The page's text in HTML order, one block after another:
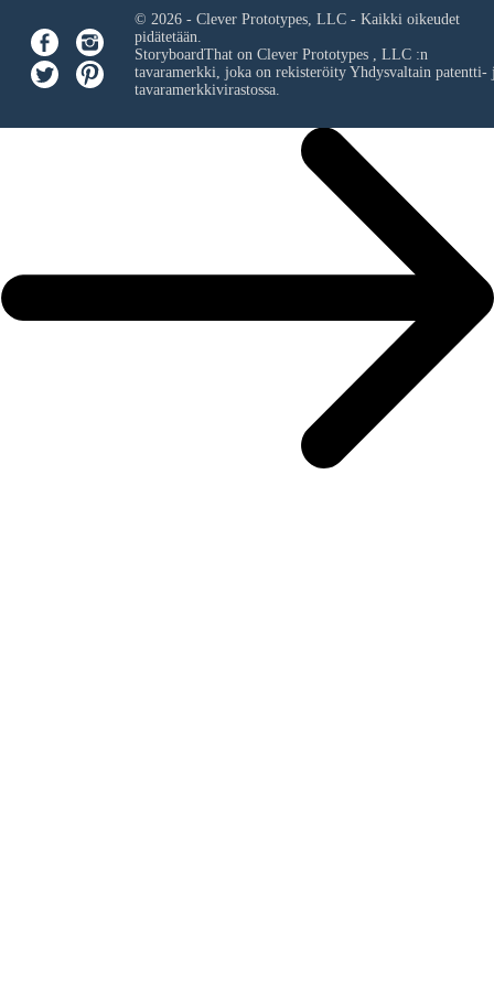
© 2026 - Clever Prototypes, LLC - Kaikki oikeudet
pidätetään.
StoryboardThat on Clever Prototypes , LLC:n
tavaramerkki, joka on rekisteröity Yhdysvaltain patentti-
tavaramerkkivirastossa.